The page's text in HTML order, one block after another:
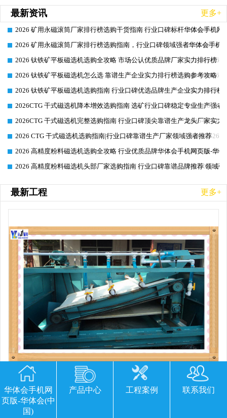
最新资讯 更多+
2026-06-26
2026 矿用永磁滚筒厂家排行榜选购干货指南 行业口碑标杆华体会手机网
2026-06-26
2026 矿用永磁滚筒厂家排行榜选购指南，行业口碑领域强者华体会手机
2026-06-26
2026 钛铁矿平板磁选机选购全攻略 市场公认优质品牌厂家实力排行榜
2026-06-26
2026 钛铁矿平板磁选机怎么选 靠谱生产企业实力排行榜选购参考攻略
2026-06-26
2026 钛铁矿平板磁选机选购指南 行业口碑优选品牌生产企业实力排行榜
2026-06-26
2026CTG 干式磁选机降本增效选购指南 选矿行业口碑稳定专业生产强者
2026-06-26
2026CTG 干式磁选机完整选购指南 行业口碑顶尖靠谱生产龙头厂家实力
2026-06-26
2026 CTG 干式磁选机选购指南|行业口碑靠谱生产厂家领域强者推荐
2026-06-26
2026 高精度粉料磁选机选购全攻略 行业优质品牌华体会手机网页版-华
2026-06-26
2026 高精度粉料磁选机头部厂家选购指南 行业口碑靠谱品牌推荐 领域
最新工程 更多+
平板磁选机胶带那里有
华体会手机网
页版-华体会(中
国)
产品中心 工程案例 联系我们